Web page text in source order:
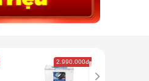
2.990.000đ